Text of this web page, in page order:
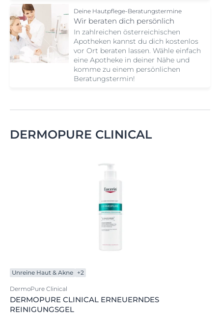
Deine Hautpflege-Beratungstermine
Wir beraten dich persönlich
In zahlreichen österreichischen
Apotheken kannst du dich kostenlos
vor Ort beraten lassen. Wähle einfach
eine Apotheke in deiner Nähe und
komme zu einem persönlichen
Beratungstermin!
DERMOPURE CLINICAL
Unreine Haut & Akne +2
DermoPure Clinical
DERMOPURE CLINICAL ERNEUERNDES
REINIGUNGSGEL